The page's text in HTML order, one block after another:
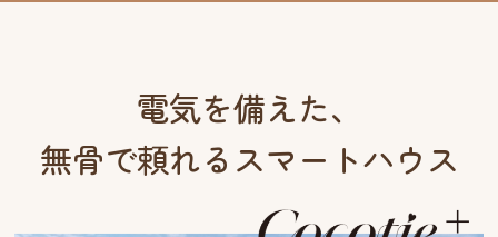
電気を備えた、
無骨で頼れるスマートハウス